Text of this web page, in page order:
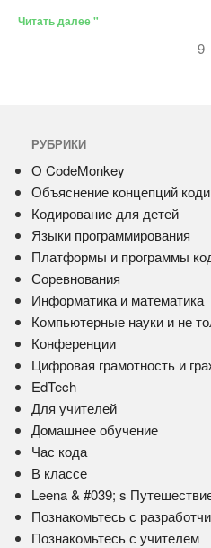
Читать далее "
9
РУБРИКИ
О CodeMonkey
Объяснение концепций
Кодирование для детей
Языки программирования
Платформы и программы
Соревнования
Информатика и математика
Компьютерные науки и не
Конференции
Цифровая грамотность и
EdTech
Для учителей
Домашнее обучение
Час кода
В классе
Leena & #039; s
Познакомьтесь с
Познакомьтесь с учителем